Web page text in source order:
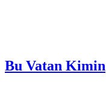
Bu Vatan Kimin